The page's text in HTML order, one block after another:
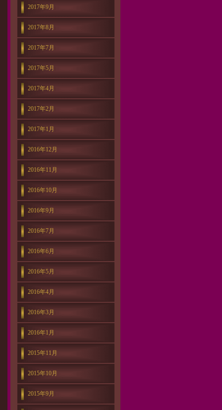
2017年9月
2017年8月
2017年7月
2017年5月
2017年4月
2017年2月
2017年1月
2016年12月
2016年11月
2016年10月
2016年9月
2016年7月
2016年6月
2016年5月
2016年4月
2016年3月
2016年1月
2015年11月
2015年10月
2015年9月